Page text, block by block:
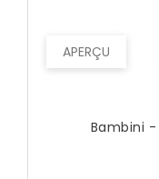
APERÇU
Bambini -